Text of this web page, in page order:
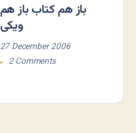
باز هم کتاب باز هم
ویکی
27 December 2006
2 Comments